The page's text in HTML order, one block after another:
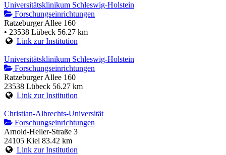
Universitätsklinikum Schleswig-Holstein
Forschungseinrichtungen
Ratzeburger Allee 160
• 23538 Lübeck 56.27 km
Link zur Institution
Universitätsklinikum Schleswig-Holstein
Forschungseinrichtungen
Ratzeburger Allee 160
23538 Lübeck 56.27 km
Link zur Institution
Christian-Albrechts-Universität
Forschungseinrichtungen
Arnold-Heller-Straße 3
24105 Kiel 83.42 km
Link zur Institution